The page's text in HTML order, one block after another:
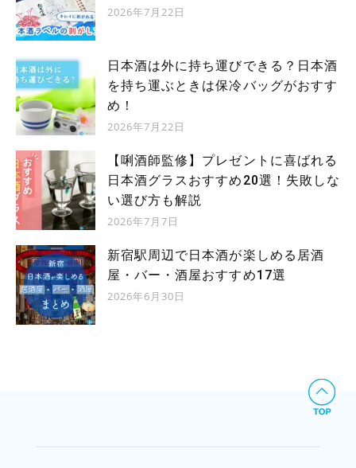
2026年7月22日
日本酒は外に持ち運びできる？日本酒
を持ち運ぶときは保冷バッグがおすす
め！
2026年7月22日
【唎酒師監修】プレゼントに喜ばれる
日本酒グラスおすすめ20選！失敗しな
い選び方も解説
2026年7月7日
新宿駅周辺で日本酒が楽しめる居酒
屋・バー・酒屋おすすめ17選
2026年6月30日